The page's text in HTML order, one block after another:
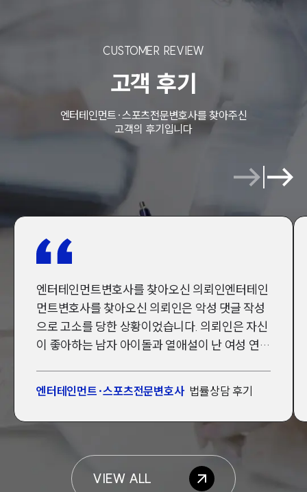
만화로 보는 사례
CUSTOMER REVIEW
고객 후기
엔터테인먼트·스포츠전문변호사를 찾아주신
고객의 후기입니다
엔터테인먼트변호사를 찾아오신 의뢰인엔터테인
먼트변호사를 찾아오신 의뢰인은 악성 댓글 작성
으로 고소를 당한 상황이었습니다. 의뢰인은 자신
이 좋아하는 남자 아이돌과 열애설이 난 여성 연예
대륜의 엔터테인먼트변호사를 찾아오셨습니다.
엔터테인먼트변호사, 경미한 벌금형으로 사건 방
어 성공엔터테인먼트변호사는 악성 댓글 소송 경
험이 풍부한 변호사들로 수행팀을 구성해 사건을
방어했습니다. 사건 결과, 법원은 엔터테인먼트변
엔터테인먼트·스포츠전문변호사 법률상담 후기
VIEW ALL